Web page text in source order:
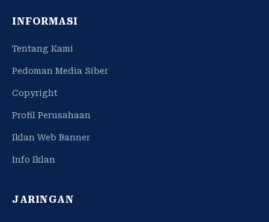
INFORMASI
Tentang Kami
Pedoman Media Siber
Copyright
Profil Perusahaan
Iklan Web Banner
Info Iklan
JARINGAN